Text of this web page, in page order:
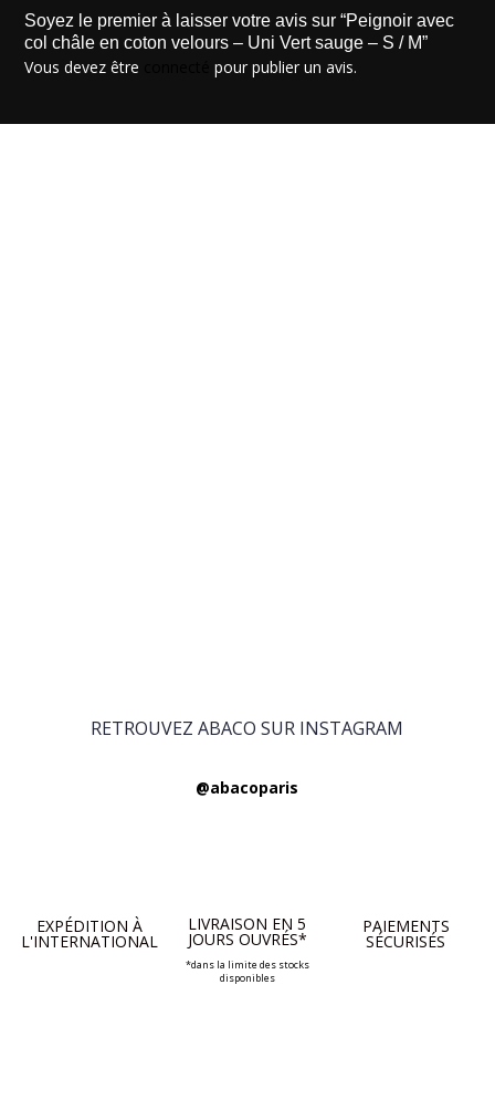
Soyez le premier à laisser votre avis sur “Peignoir avec
col châle en coton velours – Uni Vert sauge – S / M”
Vous devez être pour publier un avis.
RETROUVEZ ABACO SUR INSTAGRAM
@abacoparis
EXPÉDITION À
L'INTERNATIONAL
LIVRAISON EN 5
JOURS OUVRÉS*
*dans la limite des stocks
disponibles
PAIEMENTS
SÉCURISÉS